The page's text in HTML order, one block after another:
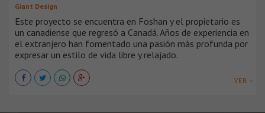
Giant Design
Este proyecto se encuentra en Foshan y el propietario es
un canadiense que regresó a Canadá. Años de experiencia en
el extranjero han fomentado una pasión más profunda por
expresar un estilo de vida libre y relajado.
VER +